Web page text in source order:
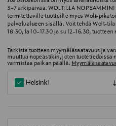
3–7 arkipäivää. WOLTILLA
toimitettaville tuotteille myös Wolt-
palvelualueen sisällä. Voit tehdä Wolt-
18.30, la 10–17.30 ja su 12–16.30,
Tarkista tuotteen myymäläsaatavuus ja
muuttua nopeastikin, joten tuotetiedoissa
varmistaa paikan päällä.
Helsinki